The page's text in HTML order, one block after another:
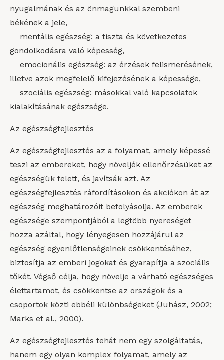
nyugalmának és az önmagunkkal szembeni
békének a jele,
mentális egészség: a tiszta és következetes
gondolkodásra való képesség,
emocionális egészség: az érzések felismerésének,
illetve azok megfelelő kifejezésének a képessége,
szociális egészség: másokkal való kapcsolatok
kialakításának egészsége.
Az egészségfejlesztés
Az egészségfejlesztés az a folyamat, amely képessé
teszi az embereket, hogy növeljék ellenőrzésüket az
egészségük felett, és javítsák azt. Az
egészségfejlesztés ráfordításokon és akciókon át az
egészség meghatározóit befolyásolja. Az emberek
egészsége szempontjából a legtöbb nyereséget
hozza azáltal, hogy lényegesen hozzájárul az
egészség egyenlőtlenségeinek csökkentéséhez,
biztosítja az emberi jogokat és gyarapítja a szociális
tőkét. Végső célja, hogy növelje a várható egészséges
élettartamot, és csökkentse az országok és a
csoportok közti ebbéli különbségeket (Juhász, 2002;
Marks et al., 2000).
Az egészségfejlesztés tehát nem egy szolgáltatás,
hanem egy olyan komplex folyamat, amely az